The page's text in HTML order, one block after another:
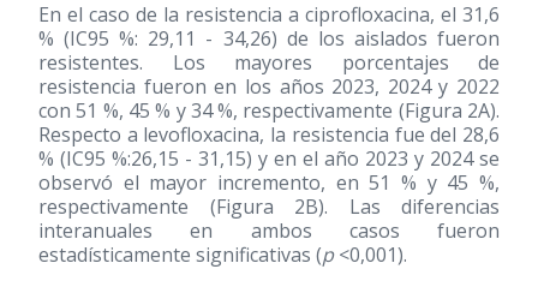
En el caso de la resistencia a ciprofloxacina, el 31,6
% (IC95 %: 29,11 - 34,26) de los aislados fueron
resistentes. Los mayores porcentajes de
resistencia fueron en los años 2023, 2024 y 2022
con 51 %, 45 % y 34 %, respectivamente (Figura 2A).
Respecto a levofloxacina, la resistencia fue del 28,6
% (IC95 %:26,15 - 31,15) y en el año 2023 y 2024 se
observó el mayor incremento, en 51 % y 45 %,
respectivamente (Figura 2B). Las diferencias
interanuales en ambos casos fueron
estadísticamente significativas (p<0,001).